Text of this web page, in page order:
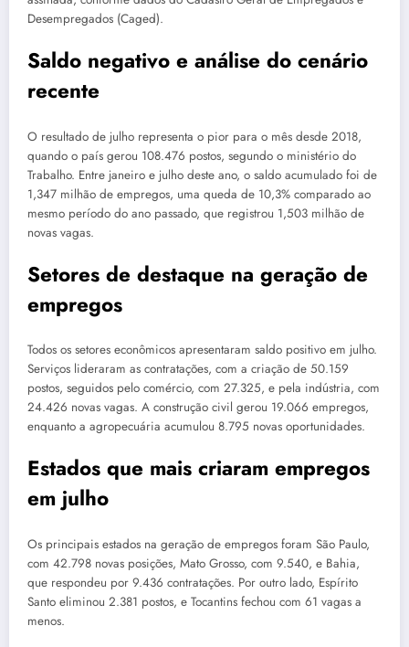
Desempregados (Caged).
Saldo negativo e análise do cenário
recente
O resultado de julho representa o pior para o mês desde 2018,
quando o país gerou 108.476 postos, segundo o ministério do
Trabalho. Entre janeiro e julho deste ano, o saldo acumulado foi de
1,347 milhão de empregos, uma queda de 10,3% comparado ao
mesmo período do ano passado, que registrou 1,503 milhão de
novas vagas.
Setores de destaque na geração de
empregos
Todos os setores econômicos apresentaram saldo positivo em julho.
Serviços lideraram as contratações, com a criação de 50.159
postos, seguidos pelo comércio, com 27.325, e pela indústria, com
24.426 novas vagas. A construção civil gerou 19.066 empregos,
enquanto a agropecuária acumulou 8.795 novas oportunidades.
Estados que mais criaram empregos
em julho
Os principais estados na geração de empregos foram São Paulo,
com 42.798 novas posições, Mato Grosso, com 9.540, e Bahia,
que respondeu por 9.436 contratações. Por outro lado, Espírito
Santo eliminou 2.381 postos, e Tocantins fechou com 61 vagas a
menos.